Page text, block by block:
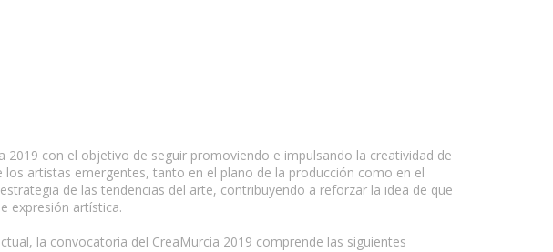
2019 con el objetivo de seguir promoviendo e impulsando la creatividad de
artistas emergentes, tanto en el plano de la producción como en el
de las tendencias del arte, contribuyendo a reforzar la idea de que
expresión artística.
la convocatoria del CreaMurcia 2019 comprende las siguientes